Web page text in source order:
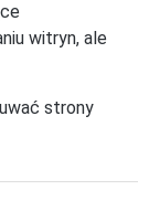
witryn, ale
strony